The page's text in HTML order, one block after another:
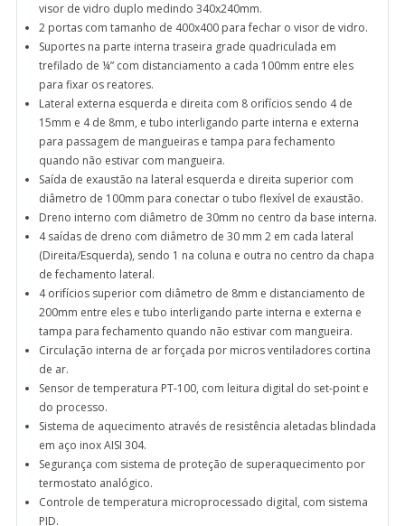
visor de vidro duplo medindo 340x240mm.
2 portas com tamanho de 400x400 para fechar o visor de vidro.
Suportes na parte interna traseira grade quadriculada em
trefilado de ¼” com distanciamento a cada 100mm entre eles
para fixar os reatores.
Lateral externa esquerda e direita com 8 orifícios sendo 4 de
15mm e 4 de 8mm, e tubo interligando parte interna e externa
para passagem de mangueiras e tampa para fechamento
quando não estivar com mangueira.
Saída de exaustão na lateral esquerda e direita superior com
diâmetro de 100mm para conectar o tubo flexível de exaustão.
Dreno interno com diâmetro de 30mm no centro da base interna.
4 saídas de dreno com diâmetro de 30 mm 2 em cada lateral
(Direita/Esquerda), sendo 1 na coluna e outra no centro da chapa
de fechamento lateral.
4 orifícios superior com diâmetro de 8mm e distanciamento de
200mm entre eles e tubo interligando parte interna e externa e
tampa para fechamento quando não estivar com mangueira.
Circulação interna de ar forçada por micros ventiladores cortina
de ar.
Sensor de temperatura PT-100, com leitura digital do set-point e
do processo.
Sistema de aquecimento através de resistência aletadas blindada
em aço inox AISI 304.
Segurança com sistema de proteção de superaquecimento por
termostato analógico.
Controle de temperatura microprocessado digital, com sistema
PID.